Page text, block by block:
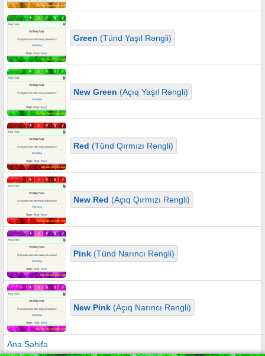
Green (Tünd Yaşıl Rəngli)
New Green (Açıq Yaşıl Rəngli)
Red (Tünd Qırmızı Rəngli)
New Red (Açıq Qırmızı Rəngli)
Pink(Tünd Narıncı Rəngli)
New Pink(Açıq Narıncı Rəngli)
Ana Səhifə